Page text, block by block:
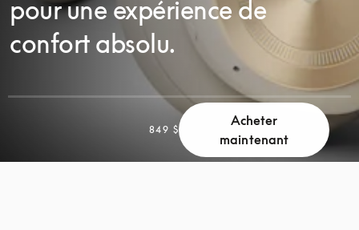
pour une expérience de
confort absolu.
849 $
Acheter
maintenant